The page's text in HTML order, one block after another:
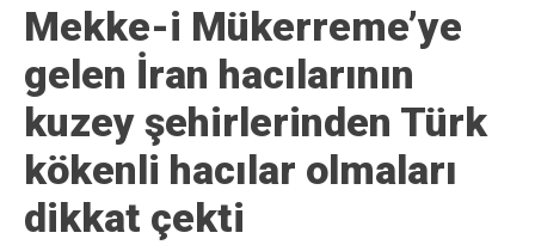
Mekke-i Mükerreme’ye
gelen İran hacılarının
kuzey şehirlerinden Türk
kökenli hacılar olmaları
dikkat çekti